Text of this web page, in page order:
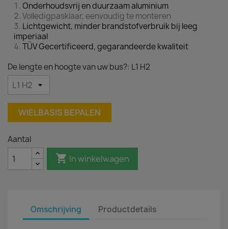
Onderhoudsvrij en duurzaam aluminium
Volledigpasklaar, eenvoudig te monteren
Lichtgewicht, minder brandstofverbruik bij leeg
imperiaal
TÜV Gecertificeerd, gegarandeerde kwaliteit
De lengte en hoogte van uw bus?: L1 H2
WIELBASIS BEPALEN
Aantal
 In winkelwagen
Omschrijving Productdetails